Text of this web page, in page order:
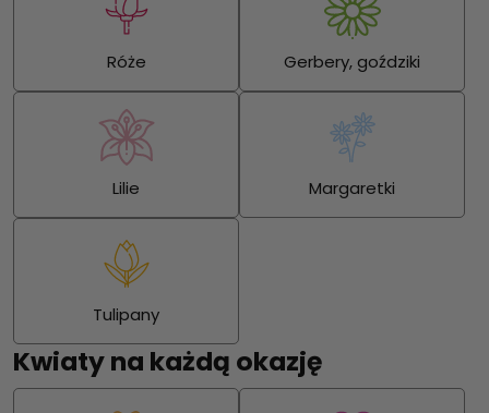
Róże Gerbery, goździki
Lilie Margaretki
Tulipany
Kwiaty na każdą okazję